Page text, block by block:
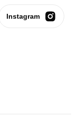
Instagram